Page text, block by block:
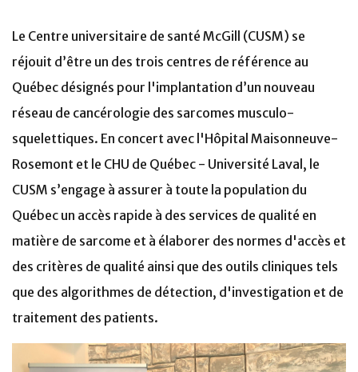
Le Centre universitaire de santé McGill (CUSM) se
réjouit d’être un des trois centres de référence au
Québec désignés pour l'implantation d’un nouveau
réseau de cancérologie des sarcomes musculo-
squelettiques. En concert avec l'Hôpital Maisonneuve-
Rosemont et le CHU de Québec - Université Laval, le
CUSM s’engage à assurer à toute la population du
Québec un accès rapide à des services de qualité en
matière de sarcome et à élaborer des normes d'accès et
des critères de qualité ainsi que des outils cliniques tels
que des algorithmes de détection, d'investigation et de
traitement des patients.